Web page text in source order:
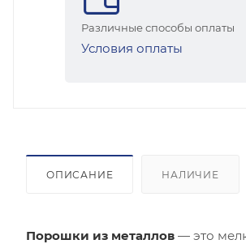
Различные способы оплаты
Условия оплаты
ОПИСАНИЕ НАЛИЧИЕ
Порошки из металлов — это